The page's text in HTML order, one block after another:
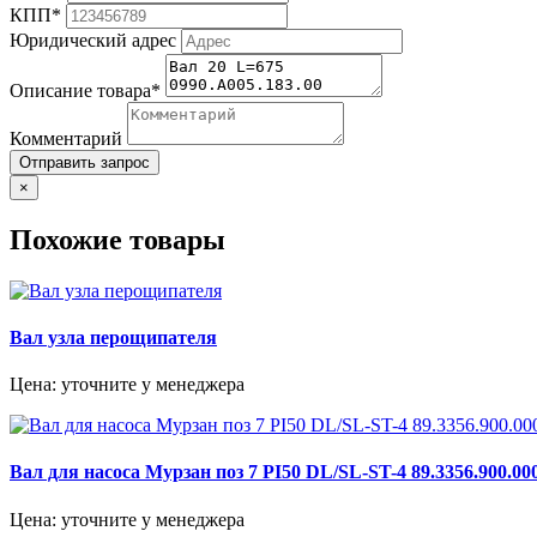
КПП*
Юридический адрес
Описание товара*
Комментарий
Отправить запрос
×
Похожие товары
Вал узла перощипателя
Цена: уточните у менеджера
Вал для насоса Мурзан поз 7 PI50 DL/SL-ST-4
Цена: уточните у менеджера